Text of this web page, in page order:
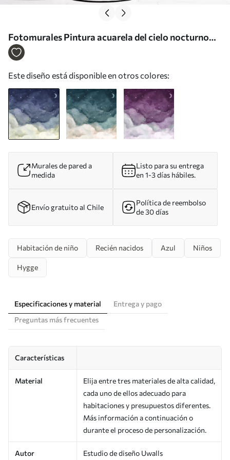
Fotomurales Pintura acuarela del cielo nocturno
con luna creciente y estrellas brillantes Nr. u96076
Este diseño está disponible en otros colores:
Murales de pared a
medida
Listo para su entrega
en 1-3 días hábiles.
Envío gratuito al Chile
Política de reembolso
de 30 días
Habitación de niño Recién nacidos Azul Niños
Hygge
Especificaciones y material
Entrega y pago
Preguntas más frecuentes
Características
Material
Elija entre tres materiales de alta calidad,
cada uno de ellos adecuado para
habitaciones y presupuestos diferentes.
Más información a continuación o
durante el proceso de personalización.
Autor Estudio de diseño Uwalls